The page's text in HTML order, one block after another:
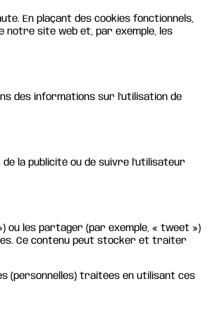
En plaçant des cookies fonctionnels,
notre site web et, par exemple, les
des informations sur l’utilisation de
la publicité ou de suivre l’utilisateur
ou les partager (par exemple, « tweet »)
Ce contenu peut stocker et traiter
(personnelles) traitées en utilisant ces